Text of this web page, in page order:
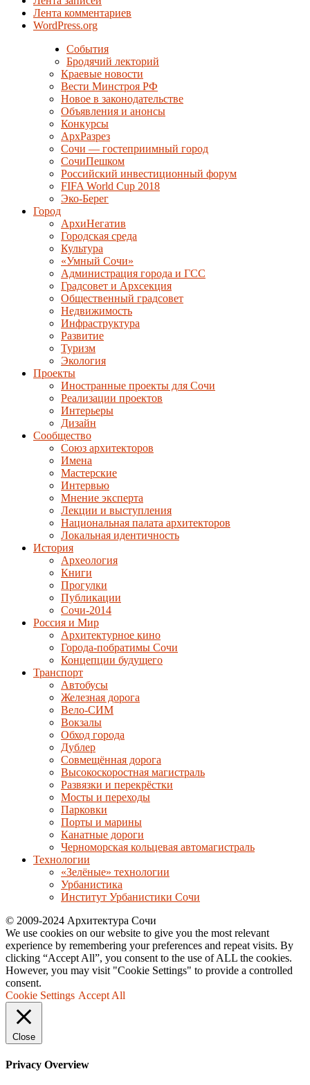
Лента комментариев
WordPress.org
События
Бродячий лекторий
Краевые новости
Вести Минстроя РФ
Новое в законодательстве
Объявления и анонсы
Конкурсы
АрхРазрез
Сочи — гостеприимный город
СочиПешком
Российский инвестиционный форум
FIFA World Cup 2018
Эко-Берег
Город
АрхиНегатив
Городская среда
Культура
«Умный Сочи»
Администрация города и ГСС
Градсовет и Архсекция
Общественный градсовет
Недвижимость
Инфраструктура
Развитие
Туризм
Экология
Проекты
Иностранные проекты для Сочи
Реализации проектов
Интерьеры
Дизайн
Сообщество
Союз архитекторов
Имена
Мастерские
Интервью
Мнение эксперта
Лекции и выступления
Национальная палата архитекторов
Локальная идентичность
История
Археология
Книги
Прогулки
Публикации
Сочи-2014
Россия и Мир
Архитектурное кино
Города-побратимы Сочи
Концепции будущего
Транспорт
Автобусы
Железная дорога
Вело-СИМ
Вокзалы
Обход города
Дублер
Совмещённая дорога
Высокоскоростная магистраль
Развязки и перекрёстки
Мосты и переходы
Парковки
Порты и марины
Канатные дороги
Черноморская кольцевая автомагистраль
Технологии
«Зелёные» технологии
Урбанистика
Институт Урбанистики Сочи
© 2009-2024 Архитектура Сочи
We use cookies on our website to give you the most relevant
experience by remembering your preferences and repeat visits. By
clicking “Accept All”, you consent to the use of ALL the cookies.
However, you may visit "Cookie Settings" to provide a controlled
consent.
Cookie Settings Accept All
Close
Privacy Overview